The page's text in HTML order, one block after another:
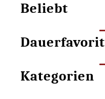
Beliebt
Dauerfavorit
Kategorien